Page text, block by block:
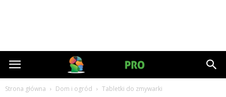
HumanPRO.pl
Strona główna Dom i ogród Tabletki do zmywarki